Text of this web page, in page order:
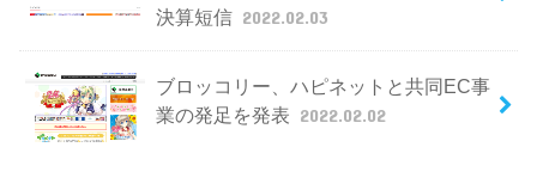
決算短信 2022.02.03
ブロッコリー、ハピネットと共同EC事
業の発足を発表 2022.02.02